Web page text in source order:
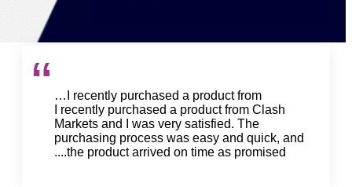
I recently purchased a product from…
I recently purchased a product from Clash
Markets and I was very satisfied. The
purchasing process was easy and quick, and
the product arrived on time as promised....